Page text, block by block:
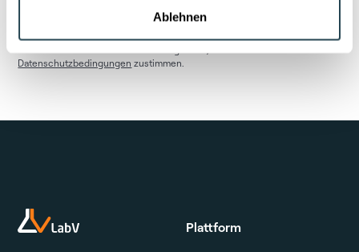
Ablehnen
Datenschutzbedingungen zustimmen.
Plattform